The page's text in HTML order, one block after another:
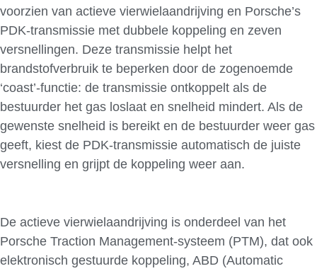
voorzien van actieve vierwielaandrijving en Porsche’s
PDK-transmissie met dubbele koppeling en zeven
versnellingen. Deze transmissie helpt het
brandstofverbruik te beperken door de zogenoemde
‘coast’-functie: de transmissie ontkoppelt als de
bestuurder het gas loslaat en snelheid mindert. Als de
gewenste snelheid is bereikt en de bestuurder weer gas
geeft, kiest de PDK-transmissie automatisch de juiste
versnelling en grijpt de koppeling weer aan.
De actieve vierwielaandrijving is onderdeel van het
Porsche Traction Management-systeem (PTM), dat ook
elektronisch gestuurde koppeling, ABD (Automatic